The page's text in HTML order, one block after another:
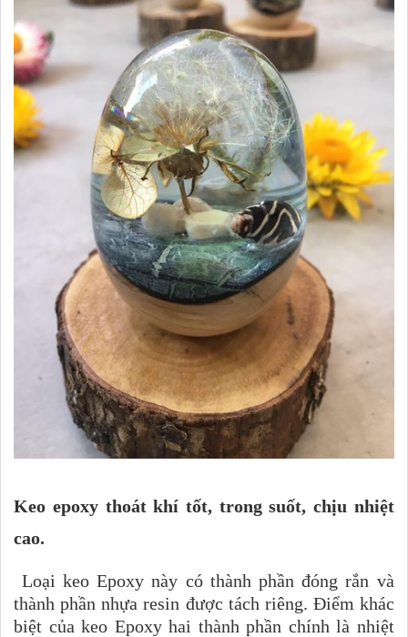
Keo epoxy thoát khí tốt, trong suốt, chịu nhiệt
cao.
Loại keo Epoxy này có thành phần đóng rắn và
thành phần nhựa resin được tách riêng. Điểm khác
biệt của keo Epoxy hai thành phần chính là nhiệt